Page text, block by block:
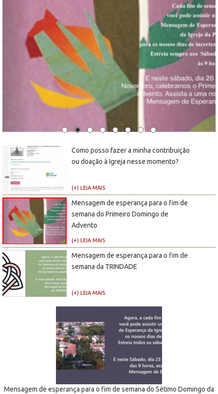
Como posso fazer a minha contribuição
ou doação à Igreja nesse momento?
(+) LEIA MAIS
Mensagem de esperança para o fim de
semana do Primeiro Domingo de
Advento
(+) LEIA MAIS
Mensagem de esperança para o fim de
semana da TRINDADE
(+) LEIA MAIS
Mensagem de esperança para o fim de semana do Sétimo Domingo da